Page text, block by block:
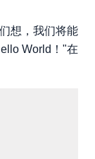
想，我们将能
World！"在